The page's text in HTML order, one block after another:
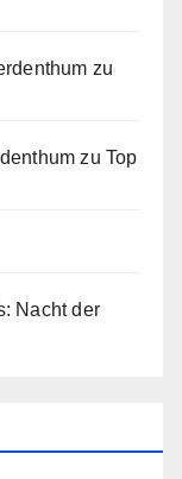
zu
zuTop
Nacht der